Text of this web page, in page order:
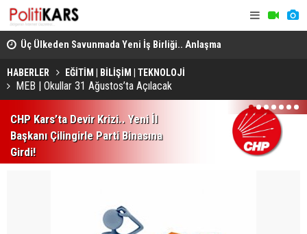
Üç Ülkeden Savunmada Yeni İş Birliği.. Anlaşma
Mekke'de Düzenlenen Zirvede İmzalandı!
HABERLER EĞİTİM | BİLİŞİM | TEKNOLOJİ
MEB | Okullar 31 Ağustos’ta Açılacak
CHP Kars’ta Devir Krizi.. Yeni İl
Başkanı Çilingirle Parti Binasına
Girdi!
1 2 3 4 5 6 7